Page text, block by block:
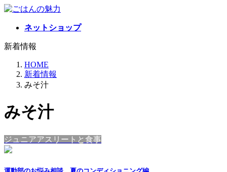
コ
ン
ツ
プ
ナ
ー
シ
動
ネットショップ
新着情報
HOME
新着情報
みそ汁
みそ汁
ジュニアアスリートと食事